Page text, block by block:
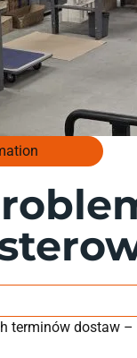
terminów dostaw